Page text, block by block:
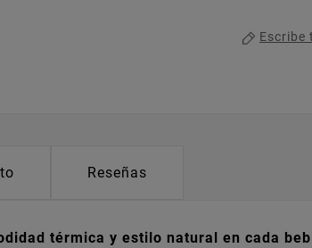
Escribe
Reseñas
térmica y estilo natural en cada